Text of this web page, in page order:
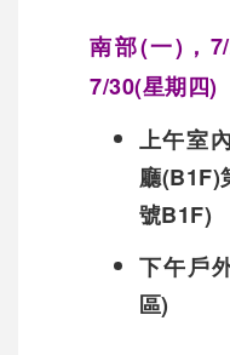
南部(一)，
7/30(星期四)
上午室
廳(B1F)
號B1F)
下午戶
區)